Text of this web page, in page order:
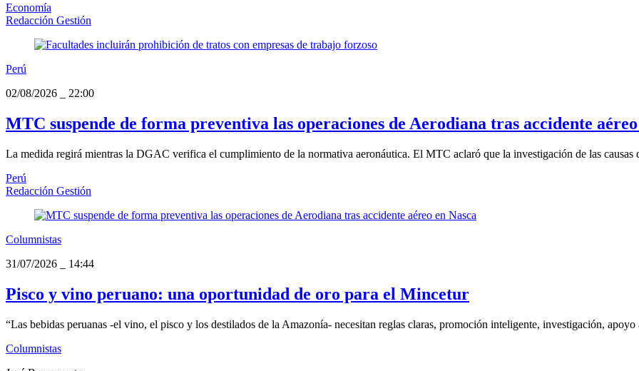
Economía
Redacción Gestión
Perú
02/08/2026
22:00
MTC suspende de forma preventiva las operaciones de Aerodiana tras accidente aéreo
La medida regirá mientras la DGAC verifica el cumplimiento de la normativa aeronáutica. El MTC aclaró que la investigación de las causas
Perú
Redacción Gestión
Columnistas
31/07/2026
14:44
Pisco y vino peruano: una oportunidad de oro para el Mincetur
“Las bebidas peruanas -el vino, el pisco y los destilados de la Amazonía- necesitan reglas claras, promoción inteligente, investigación, apoyo
Columnistas